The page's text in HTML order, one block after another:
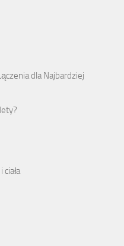
dla Najbardziej